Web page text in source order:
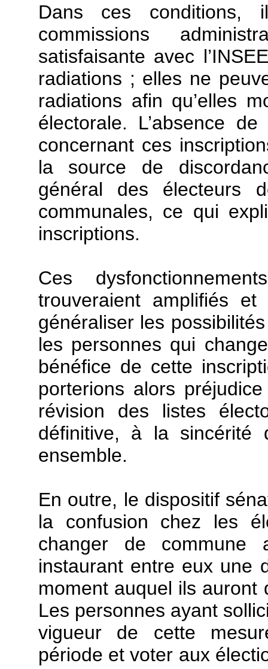
Dans ces conditions,
commissions
satisfaisante avec
radiations ; elles ne
radiations afin qu’elles
électorale. L’absence
concernant ces
la source de
général des électeurs
communales, ce qui
inscriptions.
Ces
trouveraient amplifiés
généraliser les
les personnes qui
bénéfice de cette
porterions alors
révision des listes
définitive, à la sincérité
ensemble.
En outre, le dispositif
la confusion chez les
changer de commune
instaurant entre eux une
moment auquel ils auront
Les personnes ayant
vigueur de cette
période et voter aux